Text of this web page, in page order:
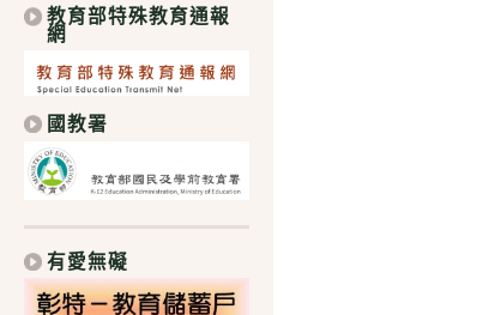
教育部特殊教育通報
網
國教署
有愛無礙